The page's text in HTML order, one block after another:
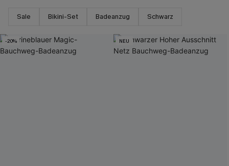
Sale Bikini-Set Badeanzug Schwarz
-20% NEU